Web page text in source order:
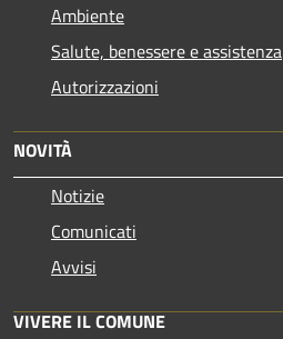
Ambiente
Salute, benessere e assistenza
Autorizzazioni
NOVITÀ
Notizie
Comunicati
Avvisi
VIVERE IL COMUNE